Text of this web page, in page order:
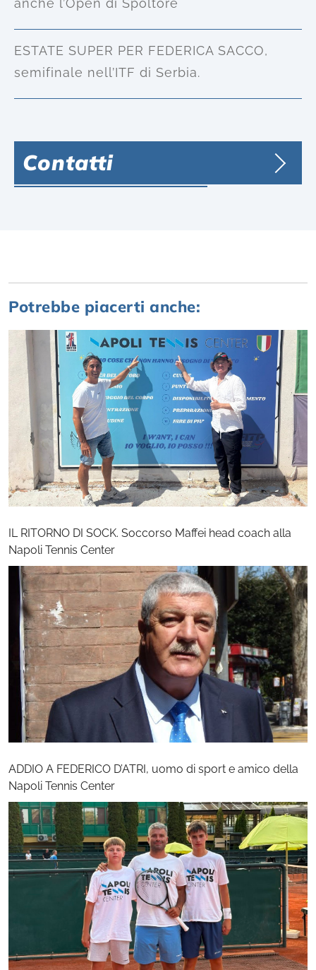
anche l’Open di Spoltore
ESTATE SUPER PER FEDERICA SACCO,
semifinale nell’ITF di Serbia.
Contatti
Potrebbe piacerti anche:
IL RITORNO DI SOCK. Soccorso Maffei head coach alla
Napoli Tennis Center
ADDIO A FEDERICO D’ATRI, uomo di sport e amico della
Napoli Tennis Center